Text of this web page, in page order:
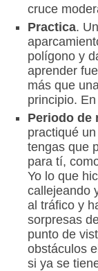
cruce
Practica.
polígono y
aprender
más que
principio.
Periodo de
practiqué
tengas que
para tí,
Yo lo que
callejeando
al tráfico y
sorpresas
punto de
obstáculos
si ya se